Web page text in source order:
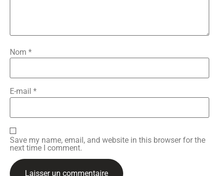
Nom *
E-mail *
Save my name, email, and website in this browser for the
next time I comment.